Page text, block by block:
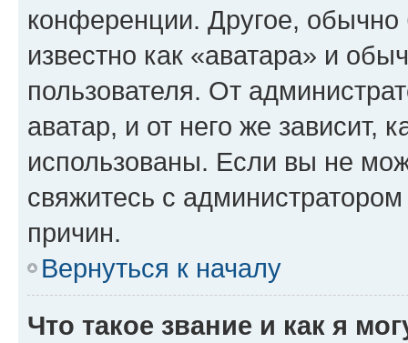
конференции. Другое,
известно как «аватара» и
пользователя. От
аватар, и от него же зависит,
использованы. Если вы не
свяжитесь с
причин.
Вернуться к началу
Что такое звание и как я